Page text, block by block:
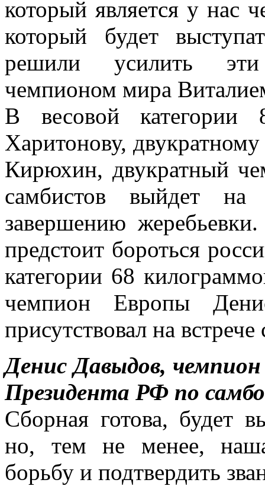
который является у нас
который будет
решили усилить эти
чемпионом мира
В весовой
Харитонову,
Кирюхин, двукратный
самбистов выйдет
завершению
предстоит бороться
категории 68
чемпион Европы
присутствовал на
Денис Давыдов,
Президента РФ по
Сборная готова, будет
но, тем не менее, наша
борьбу и подтвердить